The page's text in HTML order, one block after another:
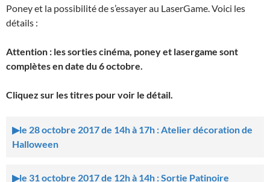
Poney et la possibilité de s’essayer au LaserGame. Voici les
détails :
Attention : les sorties cinéma, poney et lasergame sont
complètes en date du 6 octobre.
Cliquez sur les titres pour voir le détail.
le 28 octobre 2017 de 14h à 17h : Atelier décoration de
Halloween
le 31 octobre 2017 de 12h à 14h : Sortie Patinoire